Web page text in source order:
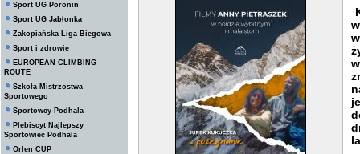
Sport UG Poronin
Sport UG Jabłonka
Zakopiańska Liga Biegowa
Sport i zdrowie
EUROPEAN CLIMBING
ROUTE
Szkoła Mistrzostwa
Sportowego
Sportowcy Podhala
Plebiscyt Najlepszy
Sportowiec Podhala
Orlen CUP